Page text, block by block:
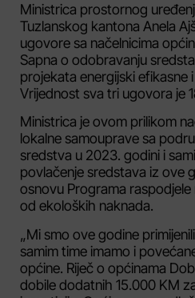
Ministrica prostornog
Tuzlanskog kantona Anela
ugovore sa načelnicima
Sapna o odobravanju
projekata energijski efikasne
Vrijednost sva tri ugovora je
Ministrica je ovom prilikom
lokalne samouprave sa
sredstva u 2023. godini i
povlačenje sredstava iz ove
osnovu Programa
od ekoloških naknada.
„Mi smo ove godine
samim time imamo i
općine. Riječ o općinama
dobile dodatnih 15.000 KM